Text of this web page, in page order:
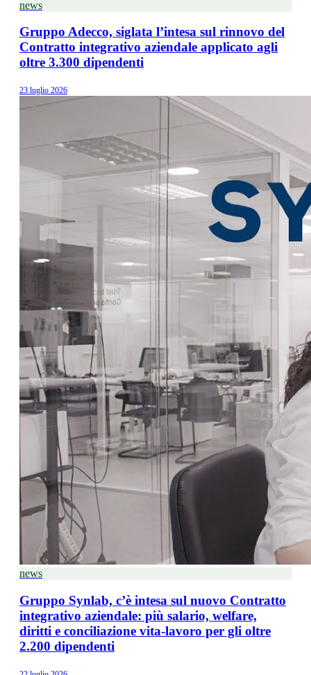
news
Gruppo Adecco, siglata l’intesa sul rinnovo del
Contratto integrativo aziendale applicato agli
oltre 3.300 dipendenti
23 luglio 2026
news
Gruppo Synlab, c’è intesa sul nuovo Contratto
integrativo aziendale: più salario, welfare,
diritti e conciliazione vita-lavoro per gli oltre
2.200 dipendenti